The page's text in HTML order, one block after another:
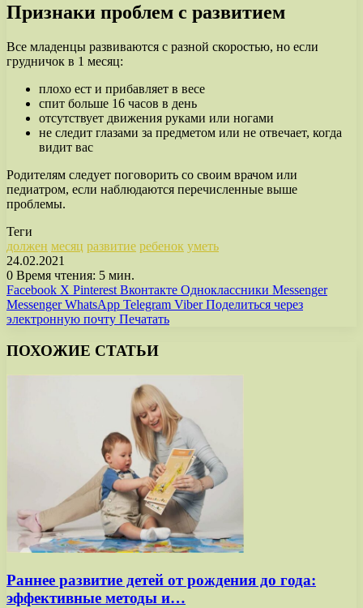
Признаки проблем с развитием
Все младенцы развиваются с разной скоростью, но если
грудничок в 1 месяц:
плохо ест и прибавляет в весе
спит больше 16 часов в день
отсутствует движения руками или ногами
не следит глазами за предметом или не отвечает, когда
видит вас
Родителям следует поговорить со своим врачом или
педиатром, если наблюдаются перечисленные выше
проблемы.
Теги
должен месяц развитие ребенок уметь
24.02.2021
0 Время чтения: 5 мин.
Facebook X Pinterest Вконтакте Одноклассники Messenger
Messenger WhatsApp Telegram Viber Поделиться через
электронную почту Печатать
ПОХОЖИЕ СТАТЬИ
Раннее развитие детей от рождения до года:
эффективные методы и…